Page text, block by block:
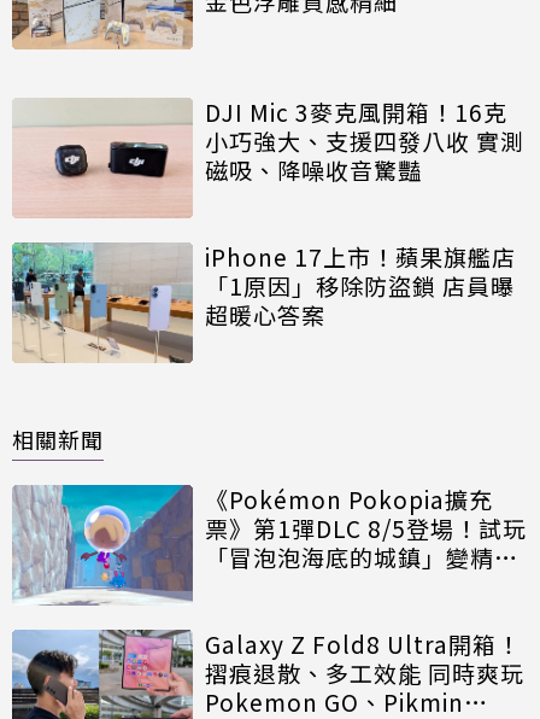
DJI Mic 3麥克風開箱！16克
小巧強大、支援四發八收 實測
磁吸、降噪收音驚豔
iPhone 17上市！蘋果旗艦店
「1原因」移除防盜鎖 店員曝
超暖心答案
相關新聞
《Pokémon Pokopia擴充
票》第1彈DLC 8/5登場！試玩
「冒泡泡海底的城鎮」變精神
Galaxy Z Fold8 Ultra開箱！
摺痕退散、多工效能 同時爽玩
Pokemon GO、Pikmin